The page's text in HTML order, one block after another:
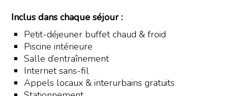
Inclus dans chaque séjour :
Petit-déjeuner buffet chaud & froid
Piscine intérieure
Salle d’entraînement
Internet sans-fil
Appels locaux & interurbains gratuits